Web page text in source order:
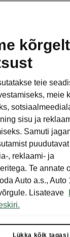
teie
meie
sisu ja
Samuti
, reklaami- ja
Te annate
Auto a.s., Auto
Lisateave
Lükka kõik tagasi